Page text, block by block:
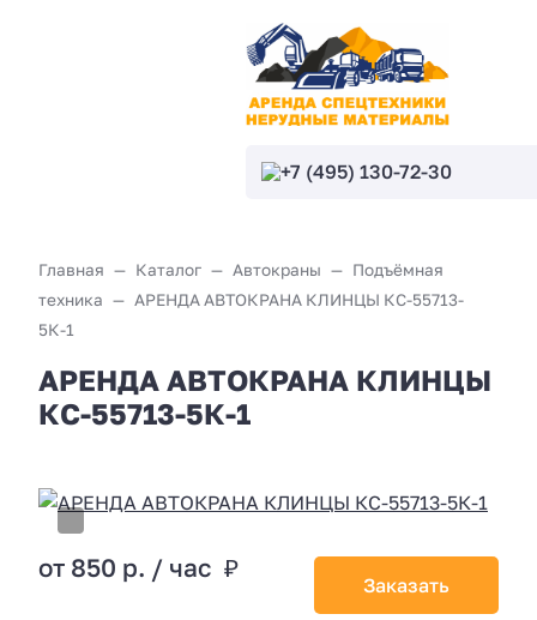
+7 (495) 130-72-30
Главная Каталог Автокраны
Подъёмная
техника
АРЕНДА АВТОКРАНА КЛИНЦЫ КС-55713-
5К-1
АРЕНДА АВТОКРАНА КЛИНЦЫ
КС-55713-5К-1
от 850 р. / час ₽
Заказать